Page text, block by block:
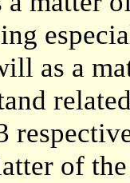
as a
of